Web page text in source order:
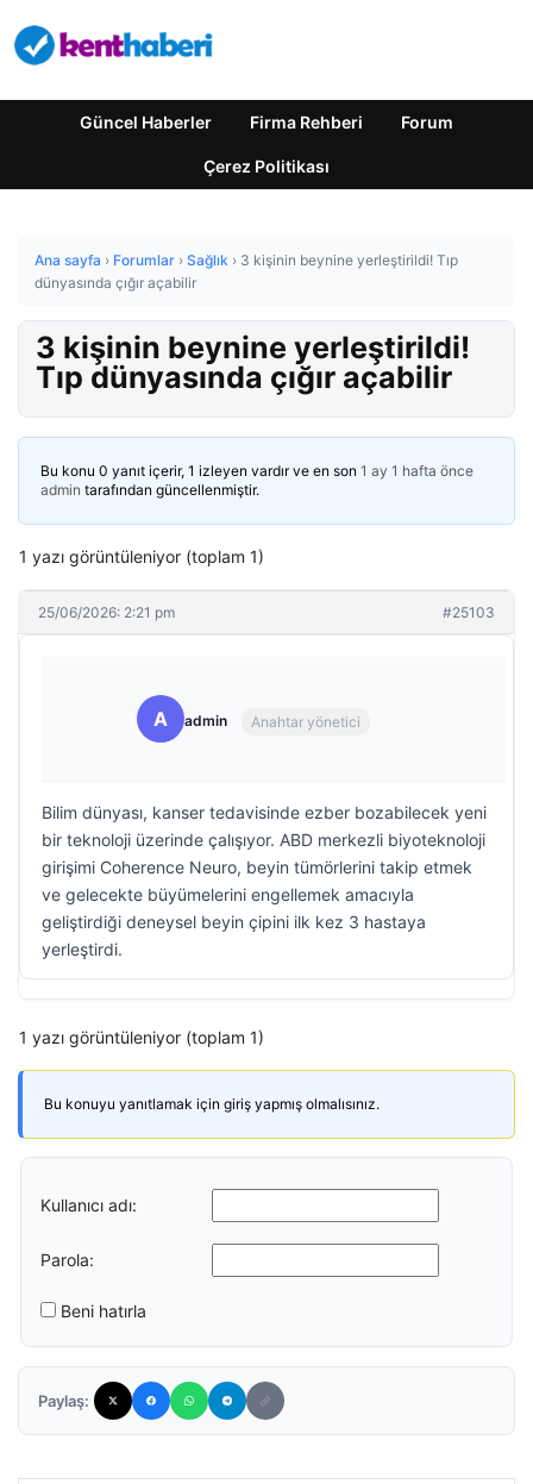
Güncel Haberler Firma Rehberi Forum
Çerez Politikası
Ana sayfa › Forumlar › Sağlık › 3 kişinin beynine yerleştirildi! Tıp
dünyasında çığır açabilir
3 kişinin beynine yerleştirildi!
Tıp dünyasında çığır açabilir
Bu konu 0 yanıt içerir, 1 izleyen vardır ve en son 1 ay 1 hafta önce
admin tarafından güncellenmiştir.
1 yazı görüntüleniyor (toplam 1)
25/06/2026: 2:21 pm #25103
A admin Anahtar yönetici
Bilim dünyası, kanser tedavisinde ezber bozabilecek yeni
bir teknoloji üzerinde çalışıyor. ABD merkezli biyoteknoloji
girişimi Coherence Neuro, beyin tümörlerini takip etmek
ve gelecekte büyümelerini engellemek amacıyla
geliştirdiği deneysel beyin çipini ilk kez 3 hastaya
yerleştirdi.
1 yazı görüntüleniyor (toplam 1)
Bu konuyu yanıtlamak için giriş yapmış olmalısınız.
Kullanıcı adı:
Parola:
Beni hatırla
Paylaş: